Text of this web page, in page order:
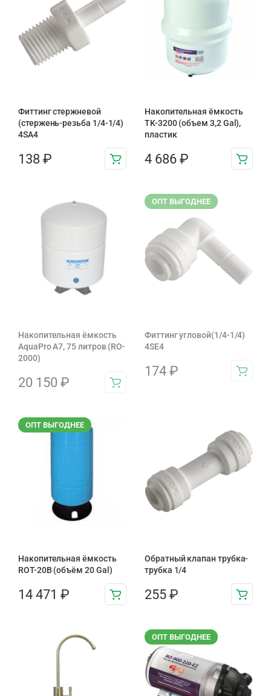
Фиттинг стержневой
(стержень-резьба 1/4-1/4)
4SA4
138 ₽
Накопительная ёмкость
TK-3200 (объем 3,2 Gal),
пластик
4 686 ₽
Накопительная ёмкость
AquaPro A7, 75 литров (RO-
2000)
20 150 ₽
ОПТ ВЫГОДНЕЕ
Фиттинг угловой(1/4-1/4)
4SE4
174 ₽
ОПТ ВЫГОДНЕЕ
Накопительная ёмкость
ROT-20B (объём 20 Gal)
14 471 ₽
Обратный клапан трубка-
трубка 1/4
255 ₽
ОПТ ВЫГОДНЕЕ